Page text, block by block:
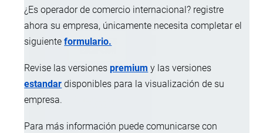
¿Es operador de comercio internacional? registre
ahora su empresa, únicamente necesita completar el
siguienteformulario.
Revise las versionespremium y las versiones
estandar disponibles para la visualización de su
empresa.
Para más información puede comunicarse con